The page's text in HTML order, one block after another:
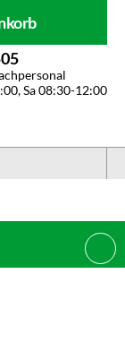
Sa 08:30-12:00